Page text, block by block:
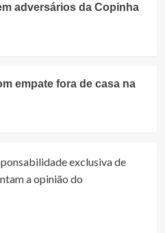
adversários da Copinha
empate fora de casa na
exclusiva de
a opinião do